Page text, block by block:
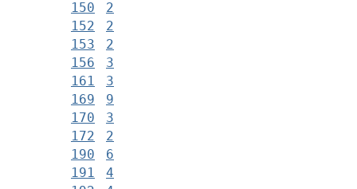
150
2
152
2
153
2
156
3
161
3
169
9
170
3
172
2
190
6
191
4